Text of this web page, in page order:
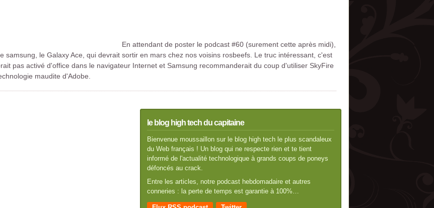
En attendant de poster le podcast #60 (surement cette après midi),
samsung, le Galaxy Ace, qui devrait sortir en mars chez nos voisins rosbeefs. Le truc intéressant, c'est
pas activé d'office dans le navigateur Internet et Samsung recommanderait du coup d'utiliser SkyFire
maudite d'Adobe.
le blog high tech du capitaine
Bienvenue moussaillon sur le blog high tech le plus scandaleux
du Web français ! Un blog qui ne respecte rien et te tient
informé de l'actualité technologique à grands coups de poneys
défoncés au crack.
Entre les articles, notre podcast hebdomadaire et autres
conneries : la perte de temps est garantie à 100%…